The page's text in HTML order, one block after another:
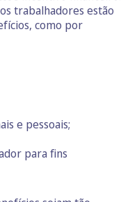
trabalhadores estão
como por
e pessoais;
para fins